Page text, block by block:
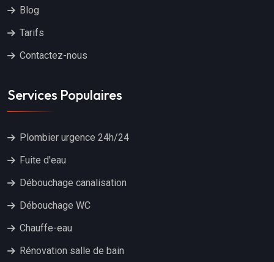
Blog
Tarifs
Contactez-nous
Services Populaires
Plombier urgence 24h/24
Fuite d'eau
Débouchage canalisation
Débouchage WC
Chauffe-eau
Rénovation salle de bain